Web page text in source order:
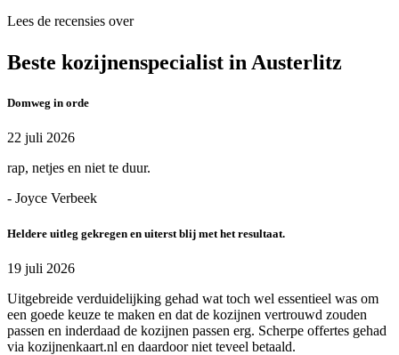
Lees de recensies over
Beste kozijnenspecialist in Austerlitz
Domweg in orde
22 juli 2026
rap, netjes en niet te duur.
- Joyce Verbeek
Heldere uitleg gekregen en uiterst blij met het resultaat.
19 juli 2026
Uitgebreide verduidelijking gehad wat toch wel essentieel was om
een goede keuze te maken en dat de kozijnen vertrouwd zouden
passen en inderdaad de kozijnen passen erg. Scherpe offertes gehad
via kozijnenkaart.nl en daardoor niet teveel betaald.